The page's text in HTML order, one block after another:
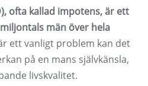
ofta kallad impotens, är ett
män över hela
ett vanligt problem kan det
på en mans självkänsla,
livskvalitet.